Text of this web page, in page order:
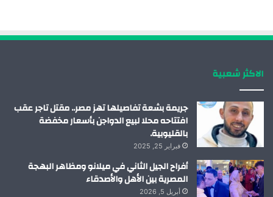
م
الاكثر شعبية
جريمة بشعة تفاصيلها تهز مصر.. مقتل تاجر عقب
افتتاحه محلا لبيع الدواجن بأسعار مخفضة
بالقليوبية.
فبراير 25, 2025
أفراح الجيل الثاني في ميلانو ومظاهر البهجة
المصرية بين الأهل والأصدقاء
أبريل 5, 2026